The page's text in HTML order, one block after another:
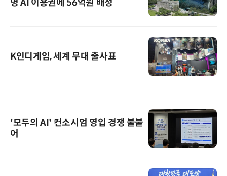
명 AI 이용권에 56억원 배정
K인디게임, 세계 무대 출사표
'모두의 AI' 컨소시엄 영입 경쟁 불붙
어